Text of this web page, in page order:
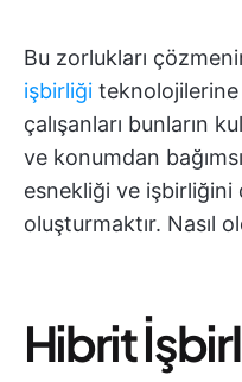
Bu zorlukları
işbirliği teknolojilerine
çalışanları bunların
ve konumdan
esnekliği ve
oluşturmaktır. Nasıl
Hibrit